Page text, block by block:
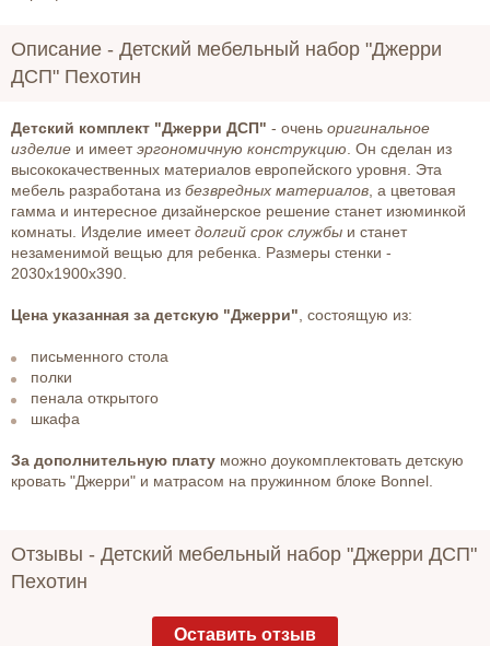
Описание - Детский мебельный набор "Джерри
ДСП" Пехотин
Детский комплект "Джерри ДСП" - очень оригинальное
изделие и имеетэргономичную конструкцию . Он сделан из
высококачественных материалов европейского уровня. Эта
мебель разработана из безвредных материалов , а цветовая
гамма и интересное дизайнерское решение станет изюминкой
комнаты. Изделие имеетдолгий срок службы и станет
незаменимой вещью для ребенка. Размеры стенки -
2030х1900х390.
Цена указанная за детскую "Джерри" , состоящую из:
письменного стола
полки
пенала открытого
шкафа
За дополнительную плату можно доукомплектовать детскую
кровать "Джерри" и матрасом на пружинном блоке Bonnel.
Отзывы - Детский мебельный набор "Джерри ДСП"
Пехотин
Оставить отзыв